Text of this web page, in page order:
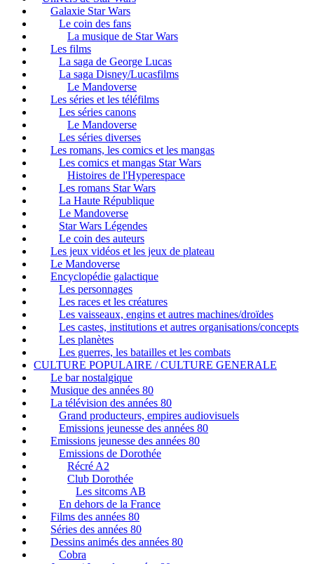
Galaxie Star Wars
Le coin des fans
La musique de Star Wars
Les films
La saga de George Lucas
La saga Disney/Lucasfilms
Le Mandoverse
Les séries et les téléfilms
Les séries canons
Le Mandoverse
Les séries diverses
Les romans, les comics et les mangas
Les comics et mangas Star Wars
Histoires de l'Hyperespace
Les romans Star Wars
La Haute République
Le Mandoverse
Star Wars Légendes
Le coin des auteurs
Les jeux vidéos et les jeux de plateau
Le Mandoverse
Encyclopédie galactique
Les personnages
Les races et les créatures
Les vaisseaux, engins et autres machines/droïdes
Les castes, institutions et autres organisations/concepts
Les planètes
Les guerres, les batailles et les combats
CULTURE POPULAIRE / CULTURE GENERALE
Le bar nostalgique
Musique des années 80
La télévision des années 80
Grand producteurs, empires audiovisuels
Emissions jeunesse des années 80
Emissions jeunesse des années 80
Emissions de Dorothée
Récré A2
Club Dorothée
Les sitcoms AB
En dehors de la France
Films des années 80
Séries des années 80
Dessins animés des années 80
Cobra